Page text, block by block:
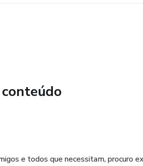
e todos que necessitam, procuro